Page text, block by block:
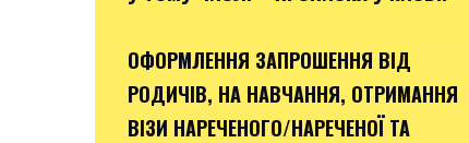
ОФОРМЛЕННЯ ЗАПРОШЕННЯ ВІД
РОДИЧІВ, НА НАВЧАННЯ, ОТРИМАННЯ
ВІЗИ НАРЕЧЕНОГО/НАРЕЧЕНОЇ ТА